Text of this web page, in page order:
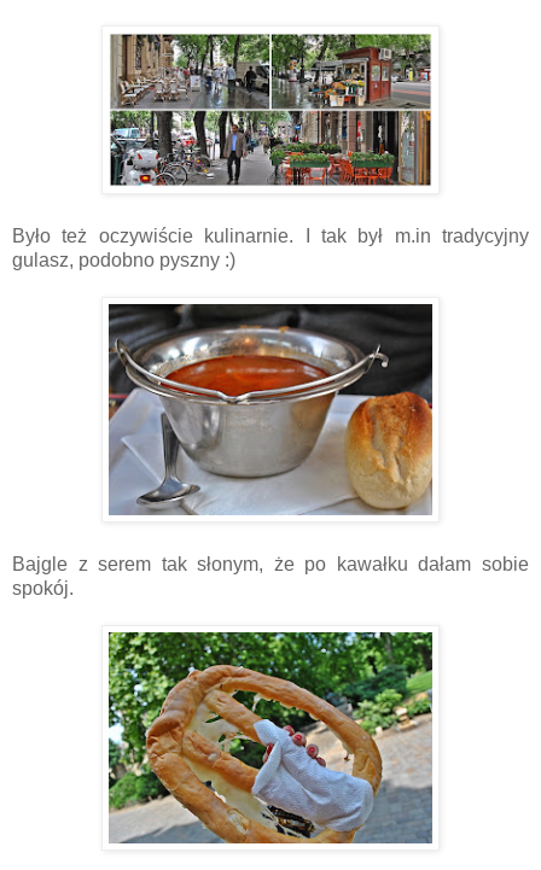
Było też oczywiście kulinarnie. I tak był m.in tradycyjny
gulasz, podobno pyszny :)
Bajgle z serem tak słonym, że po kawałku dałam sobie
spokój.